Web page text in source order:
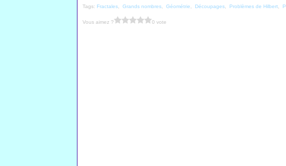
Tags: Fractales Grands nombres Géométrie Découpages Problèmes de Hilbert
Vous aimez ? 0 vote